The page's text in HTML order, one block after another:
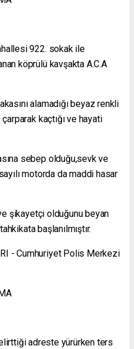
922. sokak ile
köprülü kavşakta A.C.A
alamadığı beyaz renkli
kaçtığı ve hayati
sebep olduğu,sevk ve
motorda da maddi hasar
şikayetçi olduğunu beyan
başlanılmıştır.
- Cumhuriyet Polis Merkezi
adreste yürürken ters